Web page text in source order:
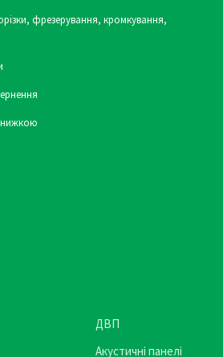
фрезерування, кромкування,
ДВП
Акустичні панелі